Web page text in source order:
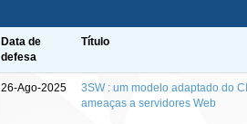
Data de
defesa
Título
26-Ago-2025
3SW : um modelo adaptado do
ameaças a servidores Web